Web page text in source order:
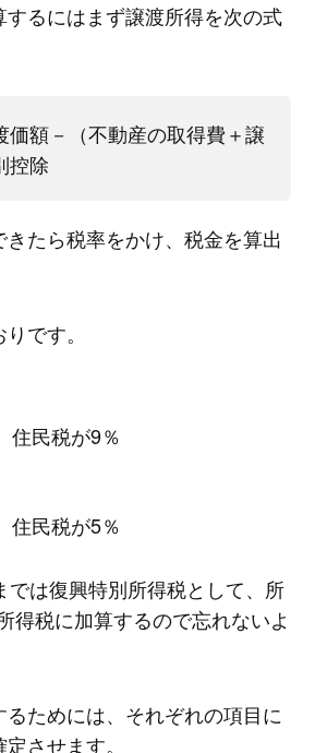
るにはまず譲渡所得を次の式
価額－（不動産の取得費＋譲
控除
たら税率をかけ、税金を算出
です。
住民税が9％
住民税が5％
では復興特別所得税として、所
得税に加算するので忘れないよ
ためには、それぞれの項目に
させます。